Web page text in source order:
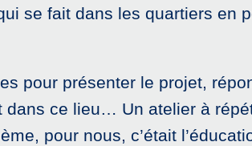
se fait dans les quartiers en
pour présenter le projet,
dans ce lieu… Un atelier à
pour nous, c’était